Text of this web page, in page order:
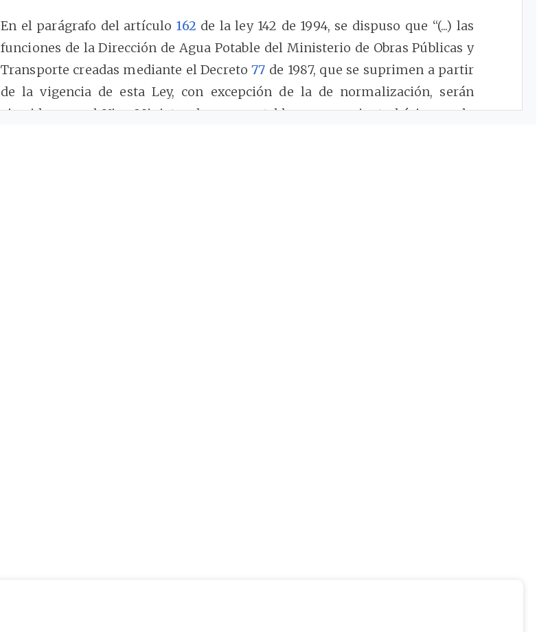
En el parágrafo del artículo 162 de la ley 142 de 1994, se dispuso que “(...) las
funciones de la Dirección de Agua Potable del Ministerio de Obras Públicas y
Transporte creadas mediante el Decreto77 de 1987, que se suprimen a partir
de la vigencia de esta Ley, con excepción de la de normalización, serán
ejercidas por el Vice-Ministro de agua potable y saneamiento básico; en lo